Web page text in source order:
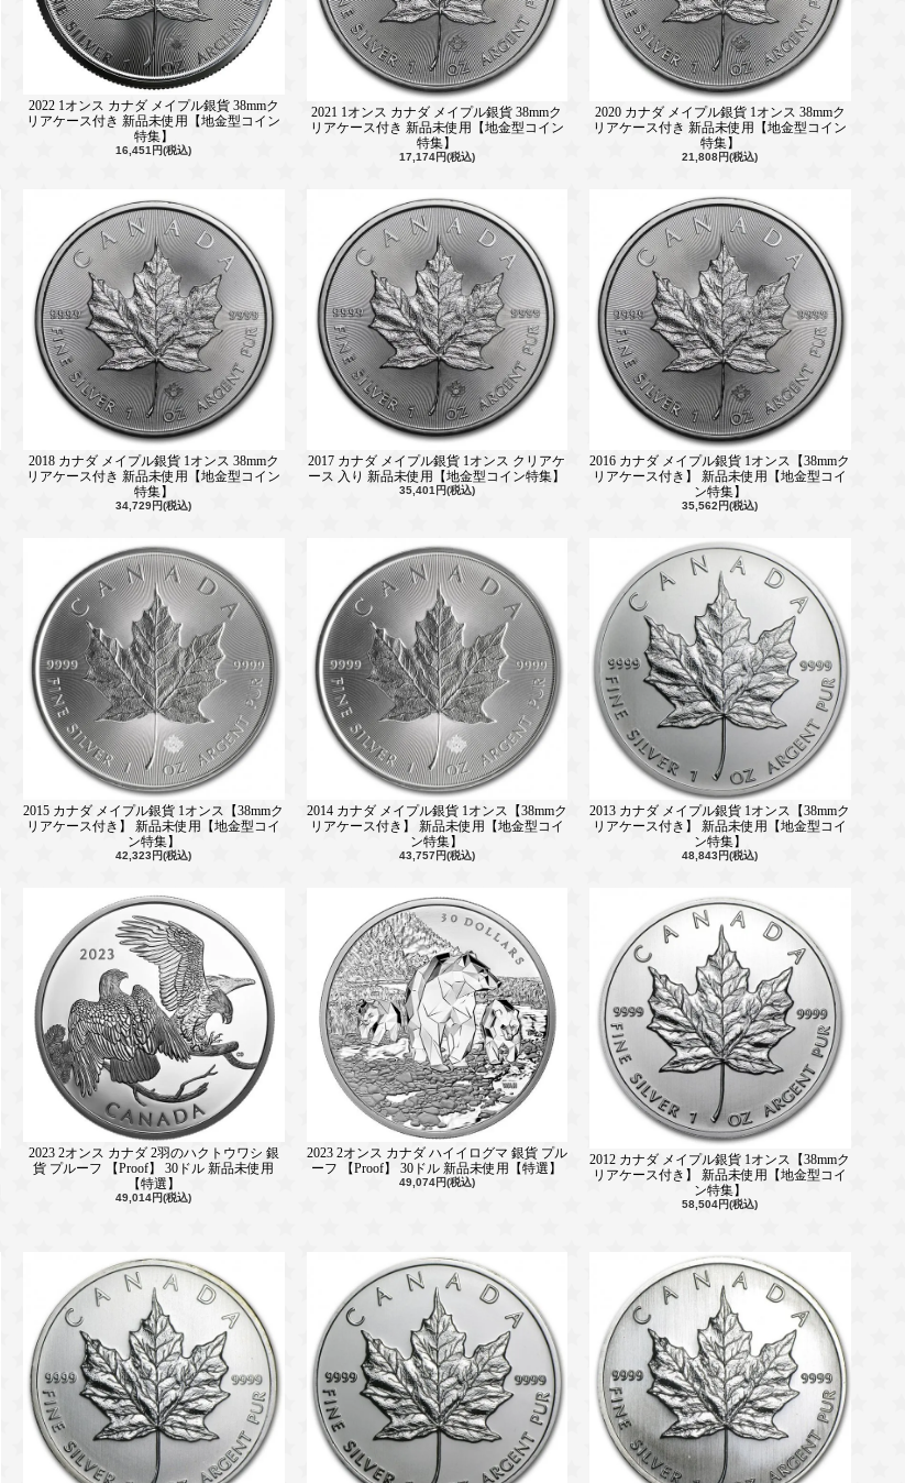
2022 1オンス カナダ メイプル銀貨 38mmク
リアケース付き 新品未使用【地金型コイン
特集】
16,451円(税込)
2021 1オンス カナダ メイプル銀貨 38mmク
リアケース付き 新品未使用【地金型コイン
特集】
17,174円(税込)
2020 カナダ メイプル銀貨 1オンス 38mmク
リアケース付き 新品未使用【地金型コイン
特集】
21,808円(税込)
2018 カナダ メイプル銀貨 1オンス 38mmク
リアケース付き 新品未使用【地金型コイン
特集】
34,729円(税込)
2017 カナダ メイプル銀貨 1オンス クリアケ
ース 入り 新品未使用【地金型コイン特集】
35,401円(税込)
2016 カナダ メイプル銀貨 1オンス【38mmク
リアケース付き】 新品未使用【地金型コイ
ン特集】
35,562円(税込)
2015 カナダ メイプル銀貨 1オンス【38mmク
リアケース付き】 新品未使用【地金型コイ
ン特集】
42,323円(税込)
2014 カナダ メイプル銀貨 1オンス【38mmク
リアケース付き】 新品未使用【地金型コイ
ン特集】
43,757円(税込)
2013 カナダ メイプル銀貨 1オンス【38mmク
リアケース付き】 新品未使用【地金型コイ
ン特集】
48,843円(税込)
2023 2オンス カナダ 2羽のハクトウワシ 銀
貨 プルーフ 【Proof】 30ドル 新品未使用
【特選】
49,014円(税込)
2023 2オンス カナダ ハイイログマ 銀貨 プル
ーフ 【Proof】 30ドル 新品未使用【特選】
49,074円(税込)
2012 カナダ メイプル銀貨 1オンス【38mmク
リアケース付き】 新品未使用【地金型コイ
ン特集】
58,504円(税込)